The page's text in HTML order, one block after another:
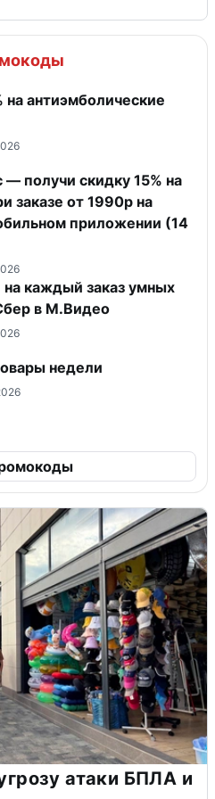
на антиэмболические
получи скидку 15% на
заказе от 1990р на
приложении (14
на каждый заказ умных
в М.Видео
недели
атаки БПЛА и